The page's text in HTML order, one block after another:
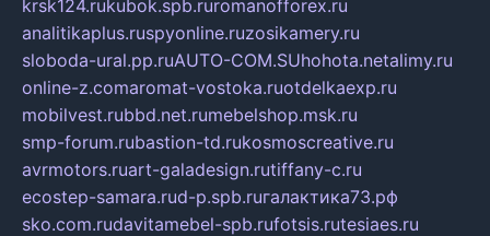
krsk124.rukubok.spb.ruromanofforex.ru
analitikaplus.ruspyonline.ruzosikamery.ru
sloboda-ural.pp.ruAUTO-COM.SUhohota.netalimy.ru
online-z.comaromat-vostoka.ruotdelkaexp.ru
mobilvest.rubbd.net.rumebelshop.msk.ru
smp-forum.rubastion-td.rukosmoscreative.ru
avrmotors.ruart-galadesign.rutiffany-c.ru
ecostep-samara.rud-p.spb.ruгалактика73.рф
sko.com.rudavitamebel-spb.rufotsis.rutesiaes.ru